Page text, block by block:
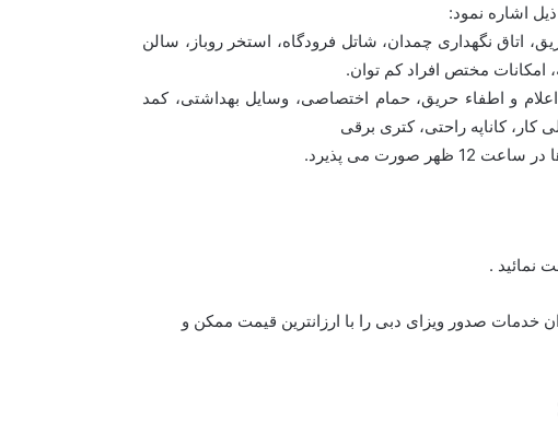
اشاره نمود:
اتاق نگهداری چمدان، شاتل فرودگاه، استخر روباز، سالن
امکانات مختص افراد کم توان.
و اطفاء حریق، حمام اختصاصی، وسایل بهداشتی، کمد
کار، کاناپه راحتی، کتری برقی
نمائید .
خدمات صدور ویزای دبی را با ارزانترین قیمت ممکن و